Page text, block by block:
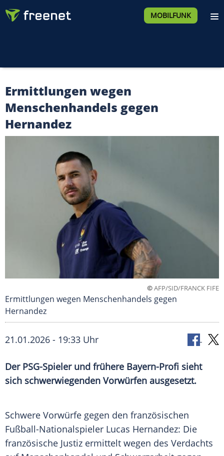
MOBILFUNK
Ermittlungen wegen
Menschenhandels gegen
Hernandez
©AFP/SID/FRANCK FIFE
Ermittlungen wegen Menschenhandels gegen
Hernandez
21.01.2026 - 19:33 Uhr
Der PSG-Spieler und frühere Bayern-Profi sieht
sich schwerwiegenden Vorwürfen ausgesetzt.
Schwere Vorwürfe gegen den französischen
Fußball-Nationalspieler Lucas Hernandez: Die
französische Justiz ermittelt wegen des Verdachts